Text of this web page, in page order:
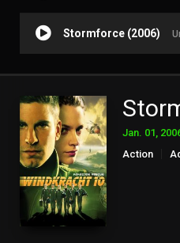
Stormforce (2006)
Jan. 01,
Action